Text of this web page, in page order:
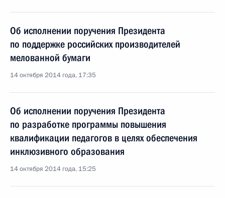
Об исполнении поручения Президента
по поддержке российских производителей
мелованной бумаги
14 октября 2014 года, 17:35
Об исполнении поручения Президента
по разработке программы повышения
квалификации педагогов в целях обеспечения
инклюзивного образования
14 октября 2014 года, 15:25